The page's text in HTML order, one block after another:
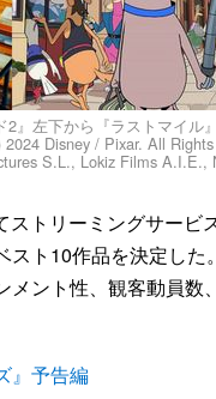
』左下から『ラストマイル
Disney / Pixar. All
S.L., Lokiz Films A.I.E.,
トリーミングサービ
ト10作品を決定した
ント性、観客動員数
』予告編